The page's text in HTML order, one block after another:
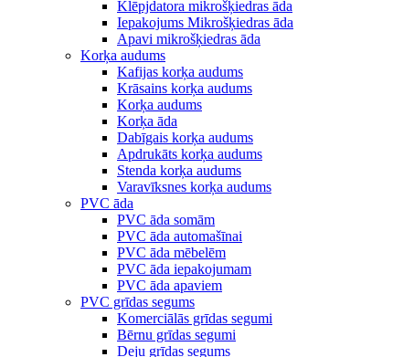
Klēpjdatora mikrošķiedras āda
Iepakojums Mikrošķiedras āda
Apavi mikrošķiedras āda
Korķa audums
Kafijas korķa audums
Krāsains korķa audums
Korķa audums
Korķa āda
Dabīgais korķa audums
Apdrukāts korķa audums
Stenda korķa audums
Varavīksnes korķa audums
PVC āda
PVC āda somām
PVC āda automašīnai
PVC āda mēbelēm
PVC āda iepakojumam
PVC āda apaviem
PVC grīdas segums
Komerciālās grīdas segumi
Bērnu grīdas segumi
Deju grīdas segums